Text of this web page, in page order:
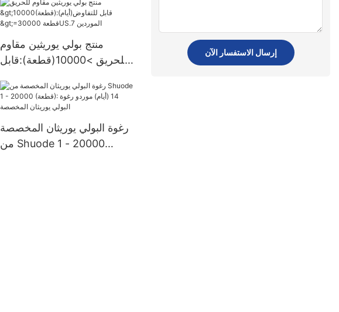
منتج بولي يوريثين مقاوم
للحريق >10000(قطعة):قابل
قطعةUS.7 الموردين
رغوة البولي يوريثان المخصصة
من Shuode 1 - 20000
إرسال الاستفسار الآن